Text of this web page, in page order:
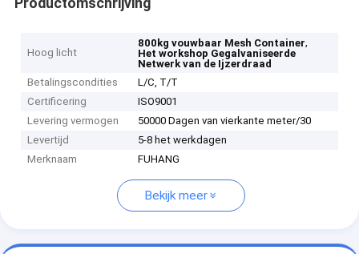
Hoog licht
800kg vouwbaar Mesh Container,
Het workshop Gegalvaniseerde
Netwerk van de Ijzerdraad
Betalingscondities
L/C, T/T
Certificering
ISO9001
Levering vermogen
50000 Dagen van vierkante meter/30
Levertijd
5-8 het werkdagen
Merknaam
FUHANG
Bekijk meer